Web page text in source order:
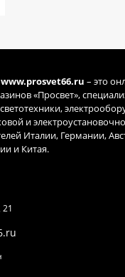
www.prosvet66.ru – это
«Просвет»,
и
Италии, Германии,
и Китая.